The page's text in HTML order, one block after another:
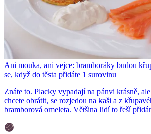
Ani mouka, ani vejce: bramboráky budou
se, když do těsta přidáte 1 surovinu
Znáte to. Placky vypadají na pánvi krásně,
chcete obrátit, se rozjedou na kaši a z
bramborová omeleta. Většina lidí to řeší